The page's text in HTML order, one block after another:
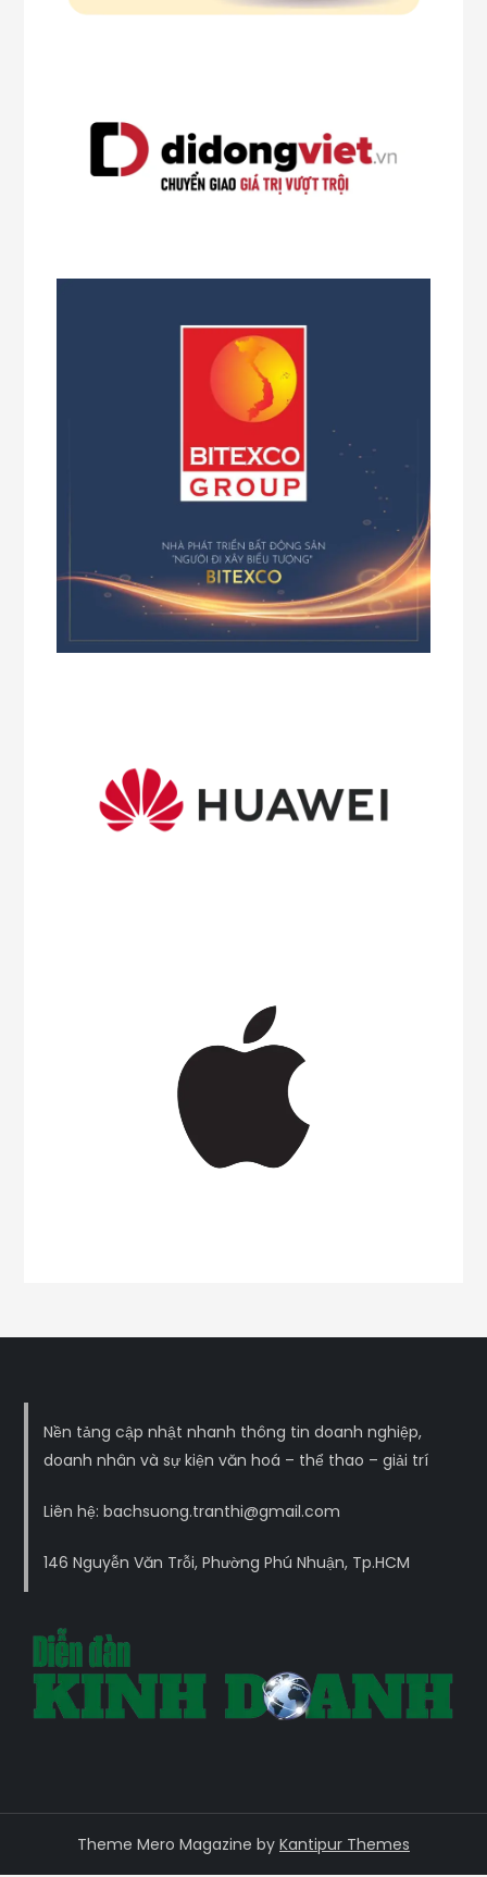
Nền tảng cập nhật nhanh thông tin doanh nghiệp,
doanh nhân và sự kiện văn hoá – thể thao – giải trí
Liên hệ: bachsuong.tranthi@gmail.com
146 Nguyễn Văn Trỗi, Phường Phú Nhuận, Tp.HCM
Theme Mero Magazine by Kantipur Themes